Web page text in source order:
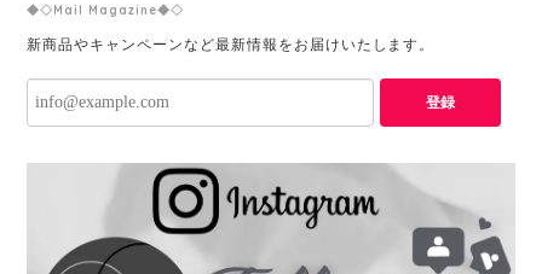
◆◇Mail Magazine◆◇
新商品やキャンペーンなど最新情報をお届けいたします。
登録